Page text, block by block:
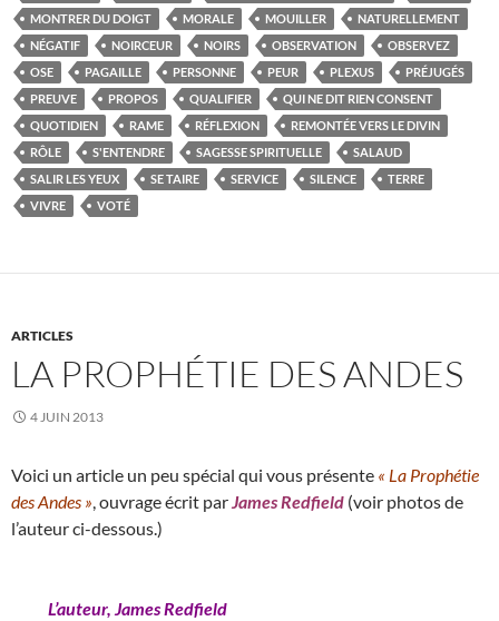
MONTRER DU DOIGT
MORALE MOUILLER
NATURELLEMENT
NÉGATIF
NOIRCEUR NOIRS OBSERVATION
OBSERVEZ
OSE
PAGAILLE PERSONNE PEUR PLEXUS
PRÉJUGÉS
PREUVE
PROPOS QUALIFIER
QUI NE DIT RIEN CONSENT
QUOTIDIEN
RAME RÉFLEXION
REMONTÉE VERS LE DIVIN
RÔLE
S'ENTENDRE SAGESSE SPIRITUELLE
SALAUD
SALIR LES YEUX
SE TAIRE SERVICE SILENCE
TERRE
VIVRE
VOTÉ
ARTICLES
LA PROPHÉTIE DES ANDES
4 JUIN 2013
Voici un article un peu spécial qui vous présente « La Prophétie
des Andes » , ouvrage écrit par James Redfield (voir photos de
l’auteur ci-dessous.)
L’auteur, James Redfield